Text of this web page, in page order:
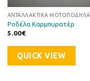
ΑΝΤΑΛΛΑΚΤΙΚΆ
Ροδέλα Καρμπυρατέρ
5.00€
QUICK VIEW